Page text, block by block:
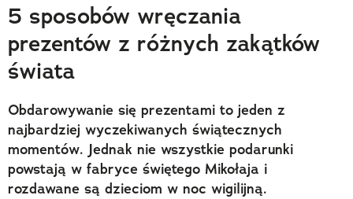
Trendbook Podróżniczy
Polecane
5 sposobów wręczania
prezentów z różnych zakątków
świata
Obdarowywanie się prezentami to jeden z
najbardziej wyczekiwanych świątecznych
momentów. Jednak nie wszystkie podarunki
powstają w fabryce świętego Mikołaja i
rozdawane są dzieciom w noc wigilijną.